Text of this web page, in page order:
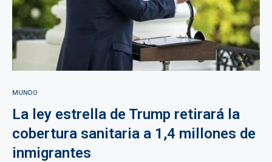
MUNDO
La ley estrella de Trump retirará la
cobertura sanitaria a 1,4 millones de
inmigrantes